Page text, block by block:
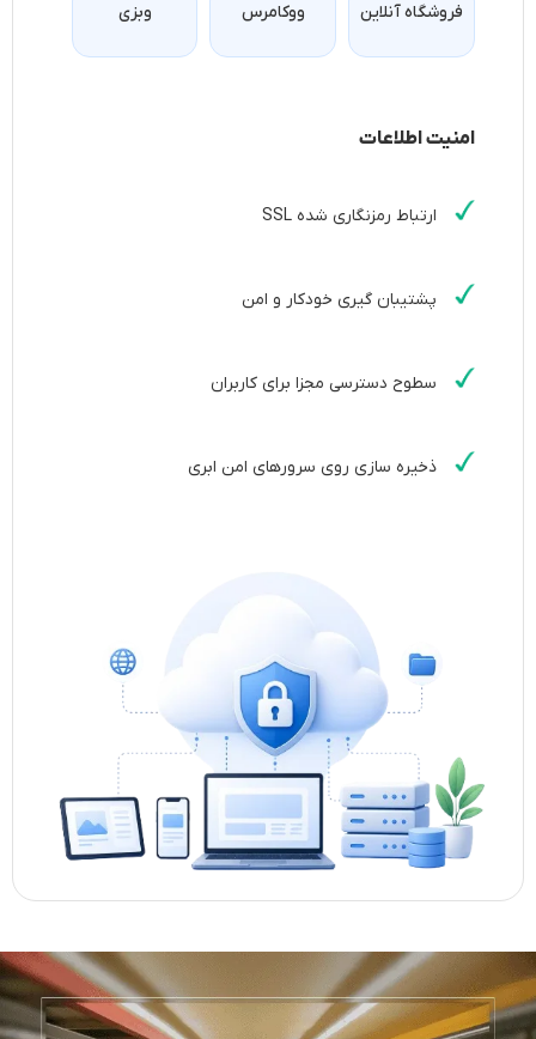
فروشگاه آنلاین ووکامرس وبزی
امنیت اطلاعات
ارتباط رمزنگاری‌ شده SSL
پشتیبان‌ گیری خودکار و امن
سطوح دسترسی مجزا برای کاربران
ذخیره‌ سازی روی سرورهای امن ابری